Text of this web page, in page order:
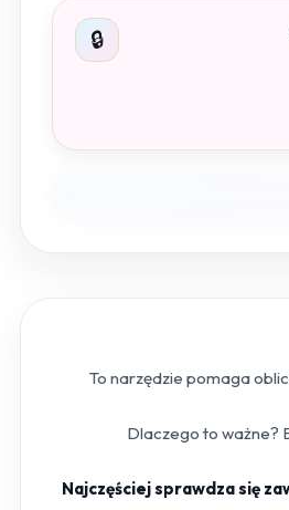
🔒
To narzędzie pomaga
Dlaczego to ważne?
Najczęściej sprawdza się